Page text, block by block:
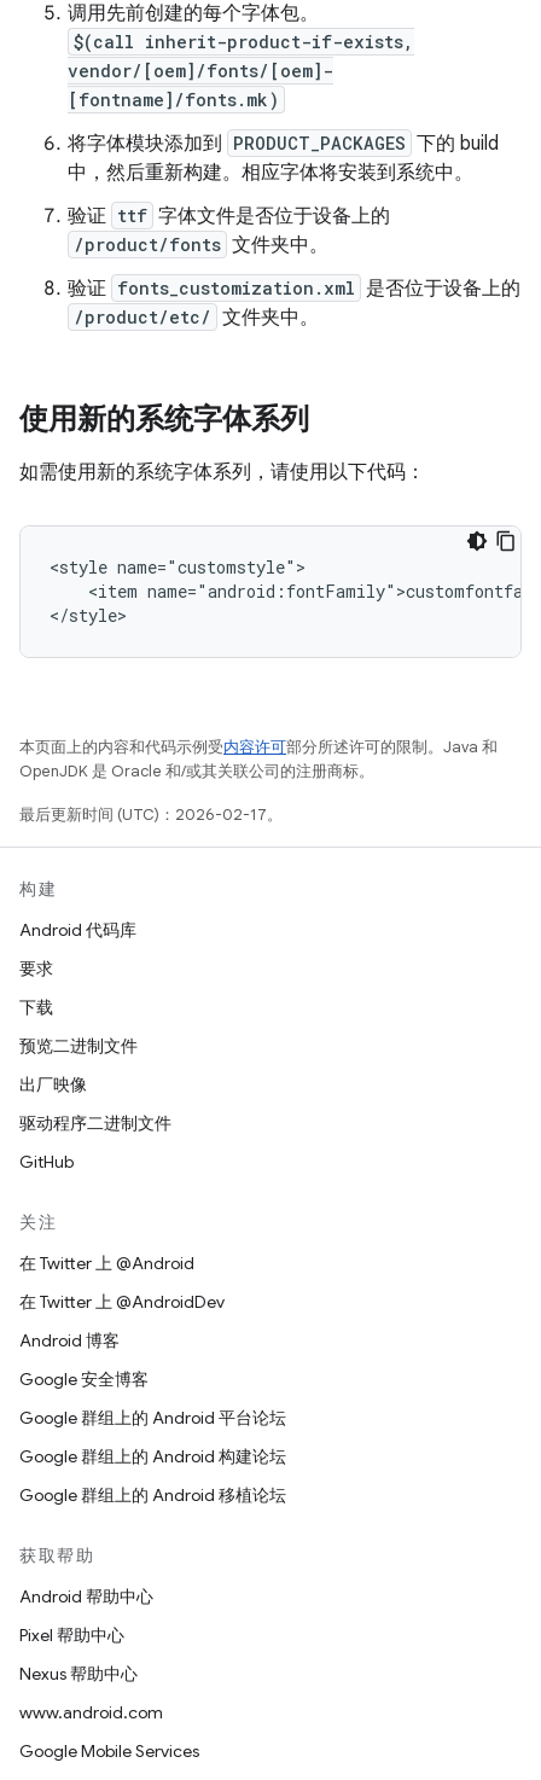
调用先前创建的每个字体包。
$(call inherit-product-if-exists,
vendor/[oem]/fonts/[oem]-
[fontname]/fonts.mk)
将字体模块添加到 PRODUCT_PACKAGES 下的 build
中，然后重新构建。相应字体将安装到系统中。
验证 ttf 字体文件是否位于设备上的
/product/fonts 文件夹中。
验证 fonts_customization.xml 是否位于设备上的
/product/etc/ 文件夹中。
使用新的系统字体系列
如需使用新的系统字体系列，请使用以下代码：
<style name="customstyle">
<item
</style>
本页面上的内容和代码示例受内容许可部分所述许可的限制。Java 和
OpenJDK 是 Oracle 和/或其关联公司的注册商标。
最后更新时间 (UTC)：2026-02-17。
构建
Android 代码库
要求
下载
预览二进制文件
出厂映像
驱动程序二进制文件
GitHub
关注
在 Twitter 上 @Android
在 Twitter 上 @AndroidDev
Android 博客
Google 安全博客
Google 群组上的 Android 平台论坛
Google 群组上的 Android 构建论坛
Google 群组上的 Android 移植论坛
获取帮助
Android 帮助中心
Pixel 帮助中心
Nexus 帮助中心
www.android.com
Google Mobile Services